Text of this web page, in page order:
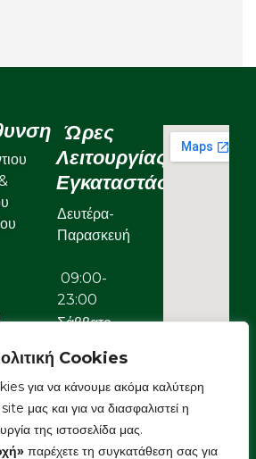
Cookies
για να κάνουμε ακόμα καλύτερη
μας και για να διασφαλιστεί η
της ιστοσελίδα μας.
παρέχετε τη συγκατάθεση σας για
Ώρες
Λειτουργίας
Εγκαταστάσεων
Δευτέρα-
Παρασκευή
09:00-
23:00
Σάββατο
09:00-
22:00
Κυριακή
09:00-